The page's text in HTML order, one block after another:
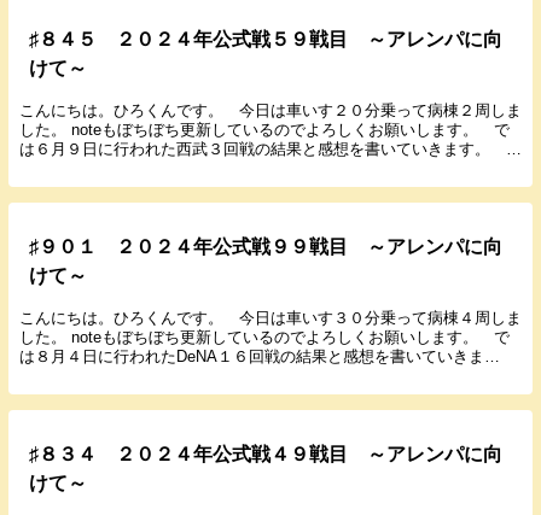
♯８４５ ２０２４年公式戦５９戦目 ～アレンパに向
けて～
こんにちは。ひろくんです。 今日は車いす２０分乗って病棟２周しま
した。 noteもぼちぼち更新しているのでよろしくお願いします。 で
は６月９日に行われた西武３回戦の結果と感想を書いていきます。
♯９０１ ２０２４年公式戦９９戦目 ～アレンパに向
けて～
こんにちは。ひろくんです。 今日は車いす３０分乗って病棟４周しま
した。 noteもぼちぼち更新しているのでよろしくお願いします。 で
は８月４日に行われたDeNA１６回戦の結果と感想を書いていきま
♯８３４ ２０２４年公式戦４９戦目 ～アレンパに向
けて～